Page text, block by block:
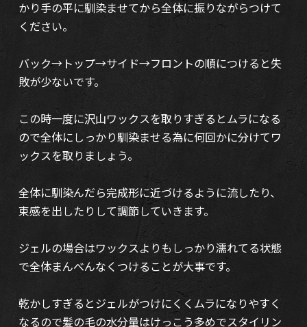
かり手の平に馴染ませてから全体に振りながらつけて
ください。
バック→トップ→サイド→フロントの順につけると失
敗が少ないです。
この時一度に沢山ワックスを取りすぎるとムラになる
ので全体にしっかり馴染ませる為に何回かに分けてワ
ックスを取りましょう。
全体に馴染んだら完成形に近づけるように流したり、
束感を出したりして調節していきます。
ジェルの場合はワックスよりもしっかり濡れてる状態
で全体まんべんなくつけることが大事です。
乾かしすぎるとジェルがつけにくくムラになりやすく
なるので髪の毛の水分量はけっこう多めでスタイリン